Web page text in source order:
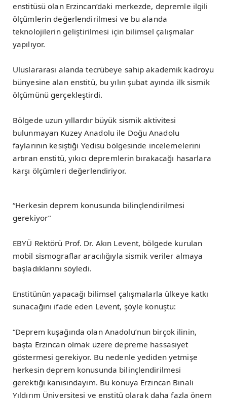
enstitüsü olan Erzincan’daki merkezde, depremle ilgili
ölçümlerin değerlendirilmesi ve bu alanda
teknolojilerin geliştirilmesi için bilimsel çalışmalar
yapılıyor.
Uluslararası alanda tecrübeye sahip akademik kadroyu
bünyesine alan enstitü, bu yılın şubat ayında ilk sismik
ölçümünü gerçekleştirdi.
Bölgede uzun yıllardır büyük sismik aktivitesi
bulunmayan Kuzey Anadolu ile Doğu Anadolu
faylarının kesiştiği Yedisu bölgesinde incelemelerini
artıran enstitü, yıkıcı depremlerin bırakacağı hasarlara
karşı ölçümleri değerlendiriyor.
“Herkesin deprem konusunda bilinçlendirilmesi
gerekiyor”
EBYÜ Rektörü Prof. Dr. Akın Levent, bölgede kurulan
mobil sismograflar aracılığıyla sismik veriler almaya
başladıklarını söyledi.
Enstitünün yapacağı bilimsel çalışmalarla ülkeye katkı
sunacağını ifade eden Levent, şöyle konuştu:
“Deprem kuşağında olan Anadolu’nun birçok ilinin,
başta Erzincan olmak üzere depreme hassasiyet
göstermesi gerekiyor. Bu nedenle yediden yetmişe
herkesin deprem konusunda bilinçlendirilmesi
gerektiği kanısındayım. Bu konuya Erzincan Binali
Yıldırım Üniversitesi ve enstitü olarak daha fazla önem